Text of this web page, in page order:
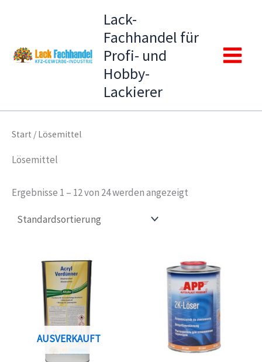
Lack-
Fachhandel für
Profi- und
Hobby-
Lackierer
Main
Start / Lösemittel
Lösemittel
Ergebnisse 1 – 12 von 24 werden angezeigt
AUSVERKAUFT